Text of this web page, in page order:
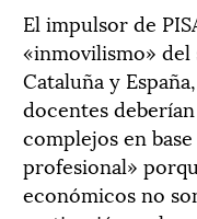
El impulsor de
«inmovilismo» del
Cataluña y
docentes
complejos en
profesional»
económicos no